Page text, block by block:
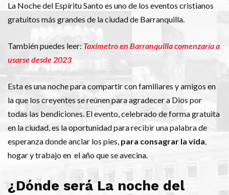
La Noche del Espíritu Santo es uno de los eventos cristianos
gratuitos más grandes de la ciudad de Barranquilla.
También puedes leer: Taxímetro en Barranquilla comenzaría a
usarse desde 2023
Esta es una noche para compartir con familiares y amigos en
la que los creyentes se reúnen para agradecer a Dios por
todas las bendiciones. El evento, celebrado de forma gratuita
en la ciudad, es la oportunidad para recibir una palabra de
esperanza donde anclar los pies, para consagrar la vida,
hogar y trabajo en el año que se avecina.
¿Dónde será La noche del